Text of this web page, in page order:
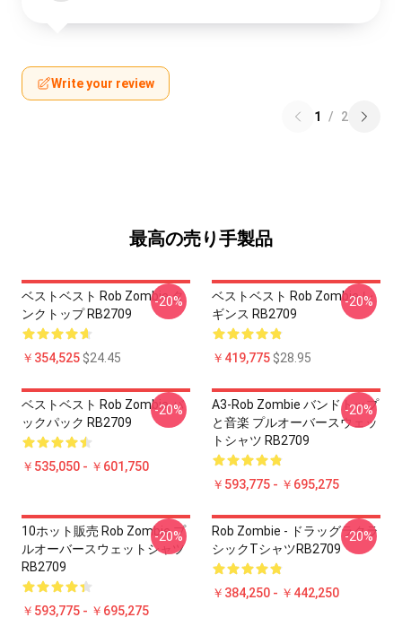
Write your review
1 / 2
最高の売り手製品
ベストベスト Rob Zombie タ
ンクトップ RB2709
￥354,525$24.45
-20%
ベストベスト Rob Zombie レ
ギンス RB2709
￥419,775$28.95
-20%
ベストベスト Rob Zombie バ
ックパック RB2709
￥535,050 - ￥601,750
-20%
A3-Rob Zombie バンドトップ
と音楽 プルオーバースウェッ
トシャツ RB2709
￥593,775 - ￥695,275
-20%
10ホット販売 Rob Zombie プ
ルオーバースウェットシャツ
RB2709
￥593,775 - ￥695,275
-20%
Rob Zombie - ドラッグラクラ
シックTシャツRB2709
￥384,250 - ￥442,250
-20%